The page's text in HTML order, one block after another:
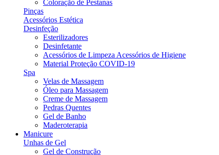
Coloração de Pestanas
Pinças
Acessórios Estética
Desinfeção
Esterilizadores
Desinfetante
Acessórios de Limpeza Acessórios de Higiene
Material Proteção COVID-19
Spa
Velas de Massagem
Óleo para Massagem
Creme de Massagem
Pedras Quentes
Gel de Banho
Maderoterapia
Manicure
Unhas de Gel
Gel de Construção